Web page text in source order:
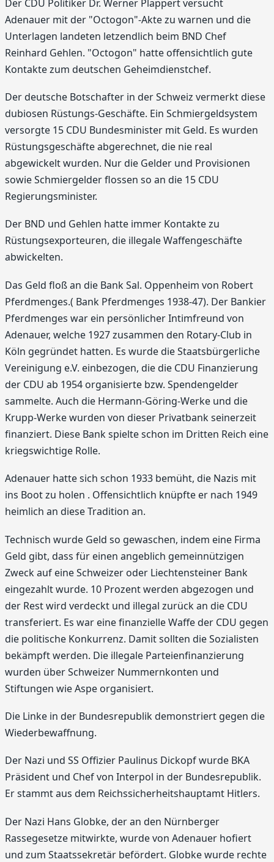
Der CDU Politiker Dr. Werner Plappert versucht
Adenauer mit der "Octogon"-Akte zu warnen und die
Unterlagen landeten letzendlich beim BND Chef
Reinhard Gehlen. "Octogon" hatte offensichtlich gute
Kontakte zum deutschen Geheimdienstchef.
Der deutsche Botschafter in der Schweiz vermerkt diese
dubiosen Rüstungs-Geschäfte. Ein Schmiergeldsystem
versorgte 15 CDU Bundesminister mit Geld. Es wurden
Rüstungsgeschäfte abgerechnet, die nie real
abgewickelt wurden. Nur die Gelder und Provisionen
sowie Schmiergelder flossen so an die 15 CDU
Regierungsminister.
Der BND und Gehlen hatte immer Kontakte zu
Rüstungsexporteuren, die illegale Waffengeschäfte
abwickelten.
Das Geld floß an die Bank Sal. Oppenheim von Robert
Pferdmenges.( Bank Pferdmenges 1938-47). Der Bankier
Pferdmenges war ein persönlicher Intimfreund von
Adenauer, welche 1927 zusammen den Rotary-Club in
Köln gegründet hatten. Es wurde die Staatsbürgerliche
Vereinigung e.V. einbezogen, die die CDU Finanzierung
der CDU ab 1954 organisierte bzw. Spendengelder
sammelte. Auch die Hermann-Göring-Werke und die
Krupp-Werke wurden von dieser Privatbank seinerzeit
finanziert. Diese Bank spielte schon im Dritten Reich eine
kriegswichtige Rolle.
Adenauer hatte sich schon 1933 bemüht, die Nazis mit
ins Boot zu holen . Offensichtlich knüpfte er nach 1949
heimlich an diese Tradition an.
Technisch wurde Geld so gewaschen, indem eine Firma
Geld gibt, dass für einen angeblich gemeinnützigen
Zweck auf eine Schweizer oder Liechtensteiner Bank
eingezahlt wurde. 10 Prozent werden abgezogen und
der Rest wird verdeckt und illegal zurück an die CDU
transferiert. Es war eine finanzielle Waffe der CDU gegen
die politische Konkurrenz. Damit sollten die Sozialisten
bekämpft werden. Die illegale Parteienfinanzierung
wurden über Schweizer Nummernkonten und
Stiftungen wie Aspe organisiert.
Die Linke in der Bundesrepublik demonstriert gegen die
Wiederbewaffnung.
Der Nazi und SS Offizier Paulinus Dickopf wurde BKA
Präsident und Chef von Interpol in der Bundesrepublik.
Er stammt aus dem Reichssicherheitshauptamt Hitlers.
Der Nazi Hans Globke, der an den Nürnberger
Rassegesetze mitwirkte, wurde von Adenauer hofiert
und zum Staatssekretär befördert. Globke wurde rechte